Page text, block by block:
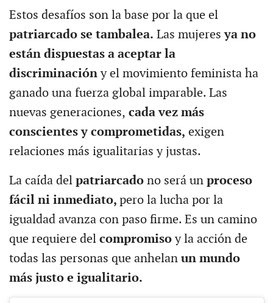
Estos desafíos son la base por la que el
patriarcado se tambalea. Las mujeresya no
están dispuestas a aceptar la
discriminacióny el movimiento feminista ha
ganado una fuerza global imparable. Las
nuevas generaciones, cada vez más
conscientes y comprometidas, exigen
relaciones más igualitarias y justas.
La caída del patriarcado no será unproceso
fácil ni inmediato, pero la lucha por la
igualdad avanza con paso firme. Es un camino
que requiere del compromisoy la acción de
todas las personas que anhelan un mundo
más justo e igualitario.